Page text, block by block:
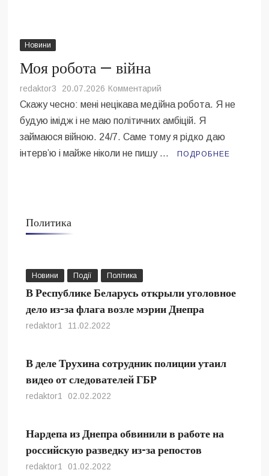
Новини
Моя робота — війна
redaktor3 20.07.2026 Комментарий
Моя
війна
Скажу чесно: мені нецікава медійна робота. Я не
будую імідж і не маю політичних амбіцій. Я
займаюся війною. 24/7. Саме тому я рідко даю
інтерв’ю і майже ніколи не пишу …
ПОДРОБНЕЕ
Политика
Новини Події Політика
В Республике Беларусь открыли уголовное
дело из-за флага возле мэрии Днепра
redaktor1 11.02.2022
В деле Трухина сотрудник полиции утаил
видео от следователей ГБР
redaktor1 02.02.2022
Нардепа из Днепра обвинили в работе на
российскую разведку из-за репостов
redaktor1 01.02.2022